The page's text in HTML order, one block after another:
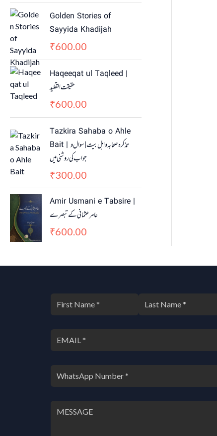
Golden Stories of
Sayyida Khadijah
₹600.00
Haqeeqat ul Taqleed |
حقیقت التقلید
₹600.00
Tazkira Sahaba o Ahle
Bait | تذکرہ صحابہ واہل بیت | سوال و
جواب کی روشنی میں
₹300.00
Amir Usmani e Tabsire |
عامر عثمانی کے تبصرے
₹600.00